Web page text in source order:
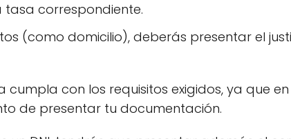
correspondiente.
(como domicilio), deberás presentar el
con los requisitos exigidos, ya que
de presentar tu documentación.